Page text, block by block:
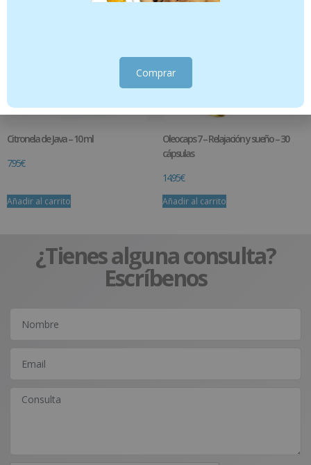
Citronela de Java – 10 ml
7.95€
Añadir al carrito
Oleocaps 7 – Relajación y sueño – 30
cápsulas
14.95€
Añadir al carrito
¿Tienes alguna consulta?
Escríbenos
Comprar